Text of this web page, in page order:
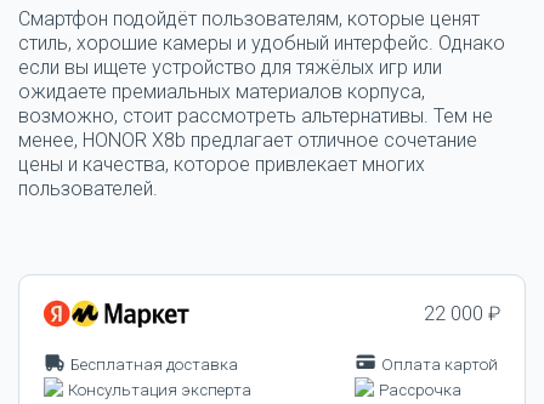
Смартфон подойдёт пользователям, которые ценят
стиль, хорошие камеры и удобный интерфейс. Однако
если вы ищете устройство для тяжёлых игр или
ожидаете премиальных материалов корпуса,
возможно, стоит рассмотреть альтернативы. Тем не
менее, HONOR X8b предлагает отличное сочетание
цены и качества, которое привлекает многих
пользователей.
22 000 ₽
Бесплатная доставка
Оплата картой
Консультация эксперта
Рассрочка